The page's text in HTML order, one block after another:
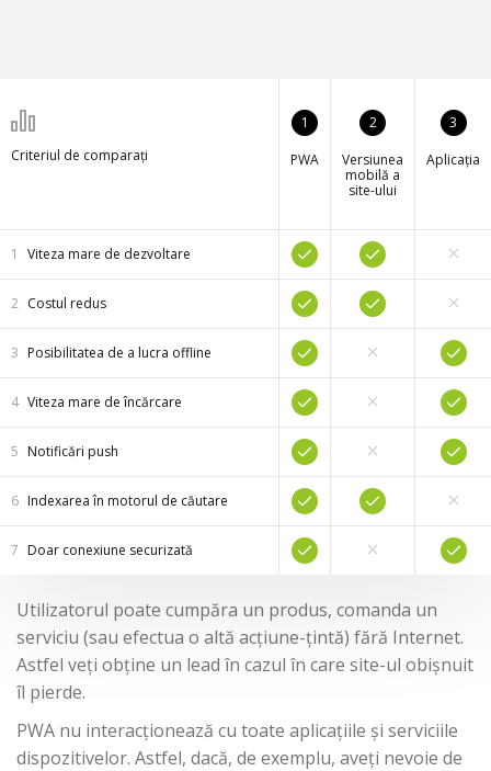
Criteriul de comparați
1
PWA
2
Versiunea
mobilă a
site-ului
3
Aplicația
Viteza mare de dezvoltare
Costul redus
Posibilitatea de a lucra offline
Viteza mare de încărcare
Notificări push
Indexarea în motorul de căutare
Doar conexiune securizată
Utilizatorul poate cumpăra un produs, comanda un
serviciu (sau efectua o altă acțiune-țintă) fără Internet.
Astfel veți obține un lead în cazul în care site-ul obișnuit
îl pierde.
PWA nu interacționează cu toate aplicațiile și serviciile
dispozitivelor. Astfel, dacă, de exemplu, aveți nevoie de